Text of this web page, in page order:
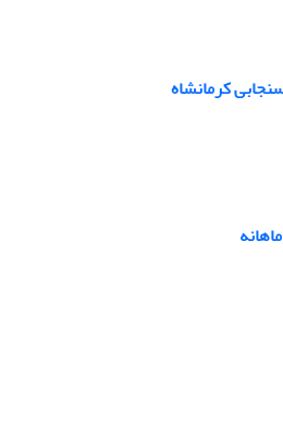
کرمانشاه